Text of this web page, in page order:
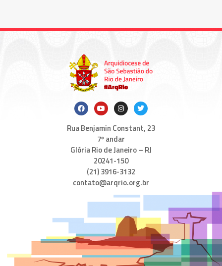
Rua Benjamin Constant, 23
7º andar
Glória Rio de Janeiro – RJ
20241-150
(21) 3916-3132
contato@arqrio.org.br